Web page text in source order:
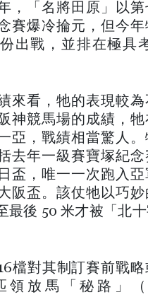
，「名將田原」以第
賽爆冷掄元，但今年
出戰，並排在極具
來看，牠的表現較為
神競馬場的成績，
亞，戰績相當驚人
去年一級賽寶塚紀
盃，唯一一次跑入亞
阪盃。該仗牠以巧妙
最後 50 米才被「北
檔對其制訂賽前戰
領放馬「秘路」（